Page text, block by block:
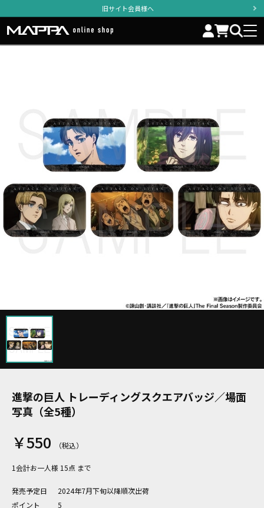
旧サイト会員様へ
進撃の巨人 トレーディングスクエアバッジ／場面
写真（全5種）
￥550
1会計お一人様 15点 まで
発売予定日
2024年7月下旬以降順次出荷
ポイント
5